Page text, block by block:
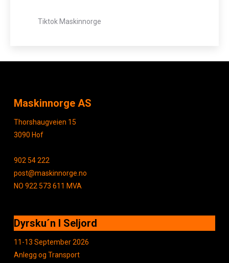
Tiktok Maskinnorge
Maskinnorge AS
Thorshaugveien 15
3090 Hof
902 54 222
post@maskinnorge.no
NO 922 573 611 MVA
Dyrsku´n I Seljord
11-13 September 2026
Anlegg og Transport